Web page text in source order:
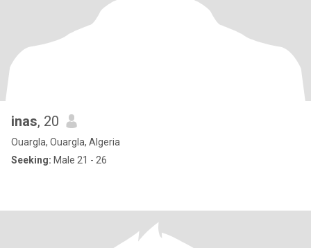
inas, 20
Ouargla, Ouargla, Algeria
Seeking: Male 21 - 26